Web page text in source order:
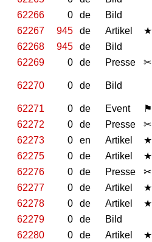
62266
0 de Bild
62267
945 de Artikel ★
62268
945 de Bild
62269
0 de Presse ✂
62270 0 de Bild
62271
0 de Event ⚑
62272
0 de Presse ✂
62273
0 en Artikel ★
62275
0 de Artikel ★
62276
0 de Presse ✂
62277
0 de Artikel ★
62278
0 de Artikel ★
62279
0 de Bild
62280
0 de Artikel ★